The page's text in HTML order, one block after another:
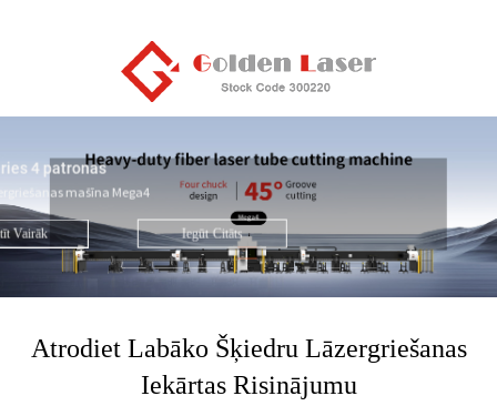
4 patronas
mašīna Mega4
Vairāk Iegūt Citāts
Uzlabota lāzergriešanas
metālapstrādes nozarē.
Atrodiet Labāko Šķiedru Lāzergriešanas
Iekārtas Risinājumu